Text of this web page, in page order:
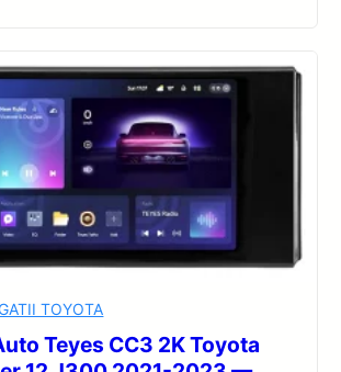
TOYOTA
Teyes CC3 2K Toyota